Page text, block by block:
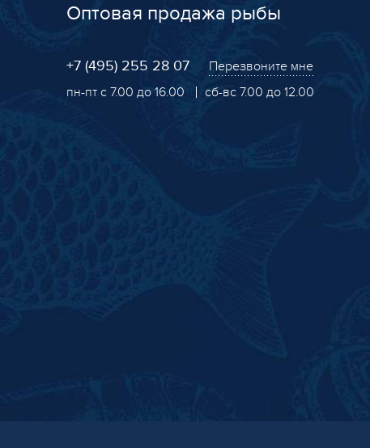
Оптовая продажа рыбы
+7 (495) 255 28 07
Перезвоните мне
пн-пт с 7.00 до 16.00
сб-вс 7.00 до 12.00